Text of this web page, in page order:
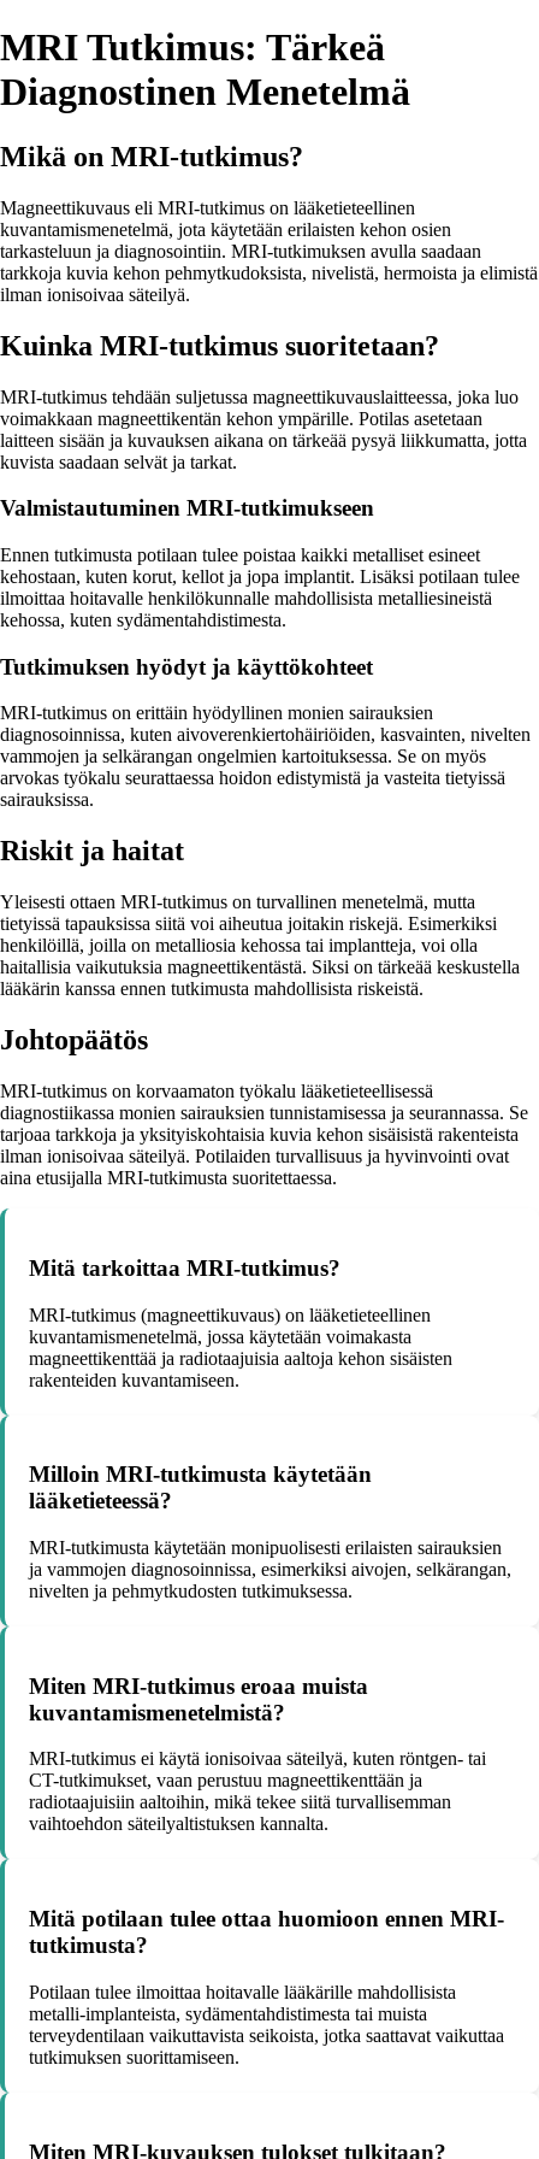
MRI Tutkimus: Tärkeä
Diagnostinen Menetelmä
Mikä on MRI-tutkimus?
Magneettikuvaus eli MRI-tutkimus on lääketieteellinen
kuvantamismenetelmä, jota käytetään erilaisten kehon osien
tarkasteluun ja diagnosointiin. MRI-tutkimuksen avulla saadaan
tarkkoja kuvia kehon pehmytkudoksista, nivelistä, hermoista ja elimistä
ilman ionisoivaa säteilyä.
Kuinka MRI-tutkimus suoritetaan?
MRI-tutkimus tehdään suljetussa magneettikuvauslaitteessa, joka luo
voimakkaan magneettikentän kehon ympärille. Potilas asetetaan
laitteen sisään ja kuvauksen aikana on tärkeää pysyä liikkumatta, jotta
kuvista saadaan selvät ja tarkat.
Valmistautuminen MRI-tutkimukseen
Ennen tutkimusta potilaan tulee poistaa kaikki metalliset esineet
kehostaan, kuten korut, kellot ja jopa implantit. Lisäksi potilaan tulee
ilmoittaa hoitavalle henkilökunnalle mahdollisista metalliesineistä
kehossa, kuten sydämentahdistimesta.
Tutkimuksen hyödyt ja käyttökohteet
MRI-tutkimus on erittäin hyödyllinen monien sairauksien
diagnosoinnissa, kuten aivoverenkiertohäiriöiden, kasvainten, nivelten
vammojen ja selkärangan ongelmien kartoituksessa. Se on myös
arvokas työkalu seurattaessa hoidon edistymistä ja vasteita tietyissä
sairauksissa.
Riskit ja haitat
Yleisesti ottaen MRI-tutkimus on turvallinen menetelmä, mutta
tietyissä tapauksissa siitä voi aiheutua joitakin riskejä. Esimerkiksi
henkilöillä, joilla on metalliosia kehossa tai implantteja, voi olla
haitallisia vaikutuksia magneettikentästä. Siksi on tärkeää keskustella
lääkärin kanssa ennen tutkimusta mahdollisista riskeistä.
Johtopäätös
MRI-tutkimus on korvaamaton työkalu lääketieteellisessä
diagnostiikassa monien sairauksien tunnistamisessa ja seurannassa. Se
tarjoaa tarkkoja ja yksityiskohtaisia kuvia kehon sisäisistä rakenteista
ilman ionisoivaa säteilyä. Potilaiden turvallisuus ja hyvinvointi ovat
aina etusijalla MRI-tutkimusta suoritettaessa.
Mitä tarkoittaa MRI-tutkimus?
MRI-tutkimus (magneettikuvaus) on lääketieteellinen
kuvantamismenetelmä, jossa käytetään voimakasta
magneettikenttää ja radiotaajuisia aaltoja kehon sisäisten
rakenteiden kuvantamiseen.
Milloin MRI-tutkimusta käytetään
lääketieteessä?
MRI-tutkimusta käytetään monipuolisesti erilaisten sairauksien
ja vammojen diagnosoinnissa, esimerkiksi aivojen, selkärangan,
nivelten ja pehmytkudosten tutkimuksessa.
Miten MRI-tutkimus eroaa muista
kuvantamismenetelmistä?
MRI-tutkimus ei käytä ionisoivaa säteilyä, kuten röntgen- tai
CT-tutkimukset, vaan perustuu magneettikenttään ja
radiotaajuisiin aaltoihin, mikä tekee siitä turvallisemman
vaihtoehdon säteilyaltistuksen kannalta.
Mitä potilaan tulee ottaa huomioon ennen MRI-
tutkimusta?
Potilaan tulee ilmoittaa hoitavalle lääkärille mahdollisista
metalli-implanteista, sydämentahdistimesta tai muista
terveydentilaan vaikuttavista seikoista, jotka saattavat vaikuttaa
tutkimuksen suorittamiseen.
Miten MRI-kuvauksen tulokset tulkitaan?